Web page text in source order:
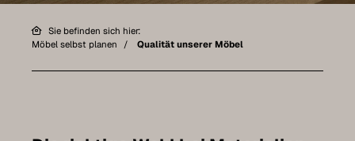
Sie befinden sich hier:
Möbel selbst planen
Qualität unserer Möbel
Möbel nach Maß